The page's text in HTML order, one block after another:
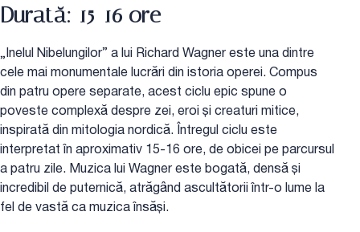
Durată: 15-16 ore
„Inelul Nibelungilor” a lui Richard Wagner este una dintre
cele mai monumentale lucrări din istoria operei. Compus
din patru opere separate, acest ciclu epic spune o
poveste complexă despre zei, eroi și creaturi mitice,
inspirată din mitologia nordică. Întregul ciclu este
interpretat în aproximativ 15-16 ore, de obicei pe parcursul
a patru zile. Muzica lui Wagner este bogată, densă și
incredibil de puternică, atrăgând ascultătorii într-o lume la
fel de vastă ca muzica însăși.